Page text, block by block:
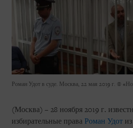
Роман Удот в суде. Москва, 22 мая 2019 г. ©
(Москва) – 28 ноября 2019 г.
избирательные права Роман Удот